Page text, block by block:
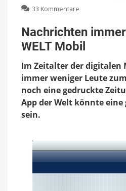
33 Kommentare
immer
und
Mobil
Nachrichten
WELT Mobil
Im Zeitalter der digitalen
immer weniger Leute
noch eine gedruckte
App der Welt könnte eine
sein.